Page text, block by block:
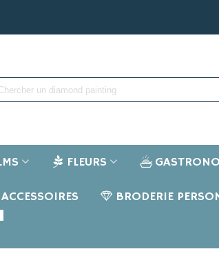
FLEURS
ACCESSOIRES BRODERIE